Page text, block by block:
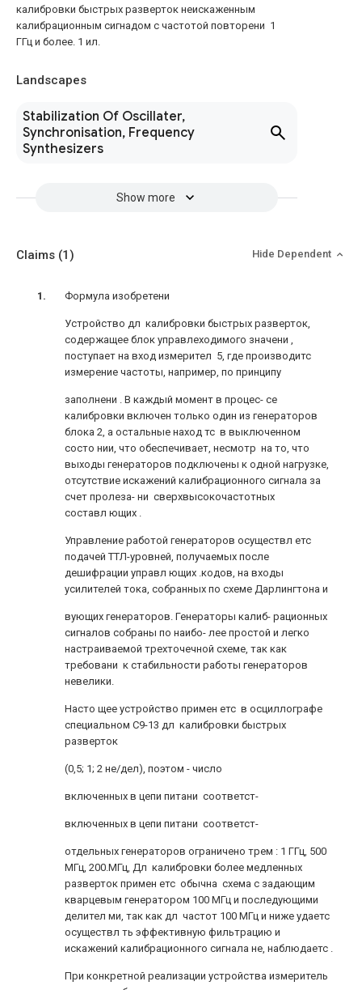
калибровки быстрых разверток неискаженным
калибрационным сигнадом с частотой повторени 1
ГГц и более. 1 ил.
Landscapes
Stabilization Of Oscillater,
Synchronisation, Frequency
Synthesizers
Show more
Claims (1) Hide Dependent
Формула изобретени
Устройство дл калибровки быстрых разверток,
содержащее блок управлеходимого значени ,
поступает на вход измерител 5, где производитс
измерение частоты, например, по принципу
заполнени . В каждый момент в процес- се
калибровки включен только один из генераторов
блока 2, а остальные наход тс в выключенном
состо нии, что обеспечивает, несмотр на то, что
выходы генераторов подключены к одной нагрузке,
отсутствие искажений калибрационного сигнала за
счет пролеза- ни сверхвысокочастотных
составл ющих .
Управление работой генераторов осуществл етс
подачей ТТЛ-уровней, получаемых после
дешифрации управл ющих .кодов, на входы
усилителей тока, собранных по схеме Дарлингтона и
вующих генераторов. Генераторы калиб- рационных
сигналов собраны по наибо- лее простой и легко
настраиваемой трехточечной схеме, так как
требовани к стабильности работы генераторов
невелики.
Насто щее устройство примен етс в осциллографе
специальном С9-13 дл калибровки быстрых
разверток
(0,5; 1; 2 не/дел), поэтом - число
включенных в цепи питани соответст-
включенных в цепи питани соответст-
отдельных генераторов ограничено трем : 1 ГГц, 500
МГц, 200.МГц, Дл калибровки более медленных
разверток примен етс обычна схема с задающим
кварцевым генератором 100 МГц и последующими
делител ми, так как дл частот 100 МГц и ниже удаетс
осуществл ть эффективную фильтрацию и
искажений калибрационного сигнала не, наблюдаетс .
При конкретной реализации устройства измеритель